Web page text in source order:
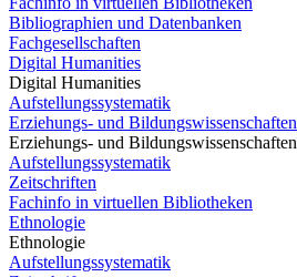
Bibliographien und Datenbanken
Fachgesellschaften
Digital Humanities
Digital Humanities
Aufstellungssystematik
Erziehungs- und Bildungswissenschaften
Erziehungs- und Bildungswissenschaften
Aufstellungssystematik
Zeitschriften
Fachinfo in virtuellen Bibliotheken
Ethnologie
Ethnologie
Aufstellungssystematik